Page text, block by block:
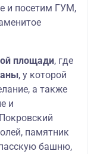
и посетим ГУМ,
площади, где
, у которой
а также
и
памятник
башню,